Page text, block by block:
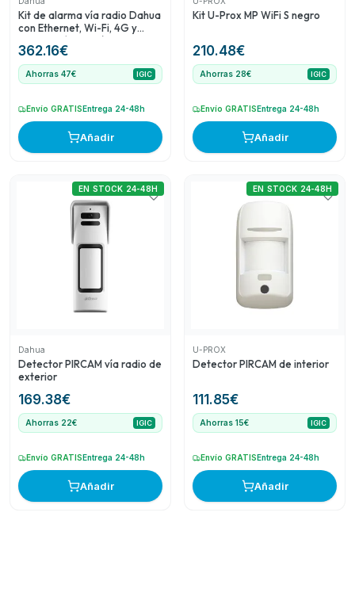
seguridad completos.
Kit de alarma vía radio Dahua
con Ethernet, Wi-Fi, 4G y
verificación por vídeo
362.16€
Ahorras 47€ IGIC
Envío GRATISEntrega 24-48h
Añadir
Kit U-Prox MP WiFi S negro
210.48€
Ahorras 28€ IGIC
Envío GRATISEntrega 24-48h
Añadir
Dahua
Detector PIRCAM vía radio de
exterior
169.38€
EN STOCK 24-48H
Ahorras 22€ IGIC
Envío GRATIS Entrega 24-48h
Añadir
U-PROX
Detector PIRCAM de interior
111.85€
EN STOCK 24-48H
Ahorras 15€ IGIC
Envío GRATIS Entrega 24-48h
Añadir